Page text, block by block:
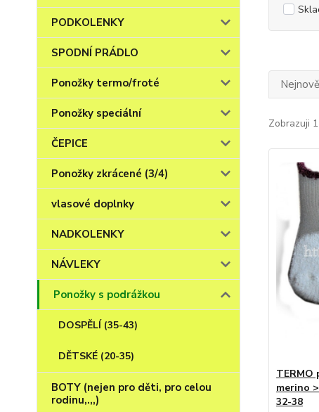
PODKOLENKY
SPODNÍ PRÁDLO
Ponožky termo/froté
Ponožky speciální
ČEPICE
Ponožky zkrácené (3/4)
vlasové doplnky
NADKOLENKY
NÁVLEKY
Ponožky s podrážkou
DOSPĚLÍ (35-43)
DĚTSKÉ (20-35)
BOTY (nejen pro děti, pro celou
rodinu,.,,)
Zobrazuji
TERMO
merino
32-38